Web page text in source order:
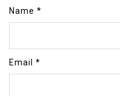
Name *
Email *